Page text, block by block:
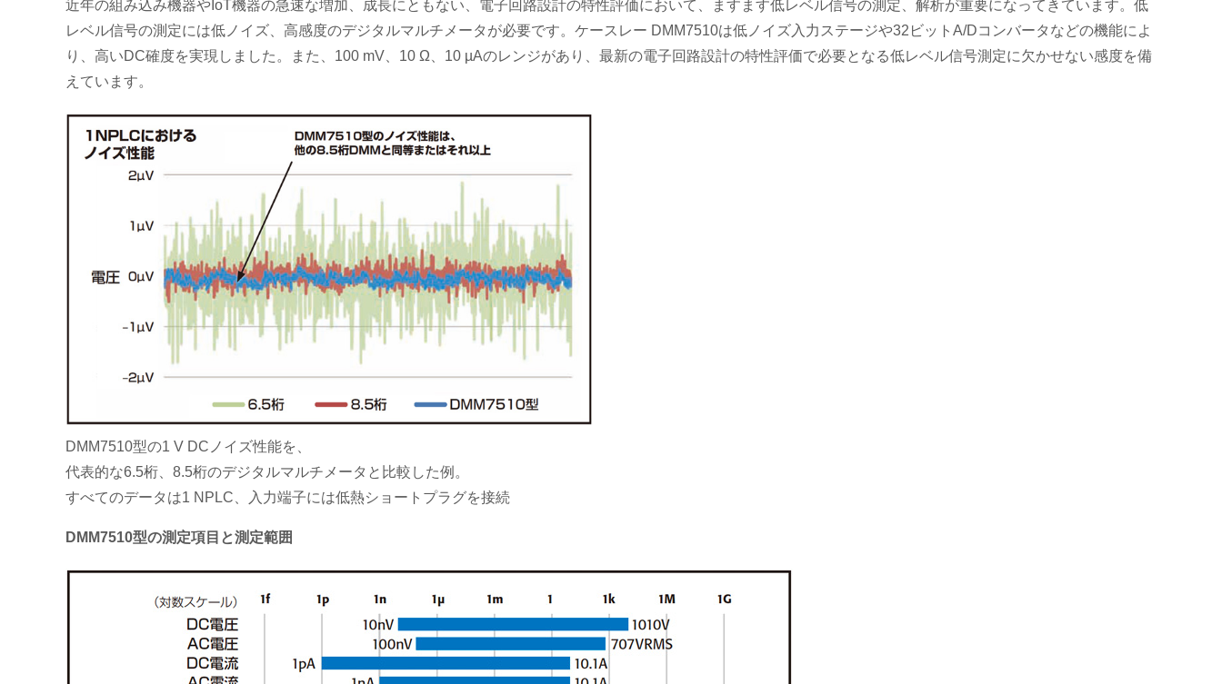
近年の組み込み機器やIoT機器の急速な増加、成長にともない、電子回路設計の特性評価において、ますます低レベル信号の測定、解析が重要になってきています。低
レベル信号の測定には低ノイズ、高感度のデジタルマルチメータが必要です。ケースレー DMM7510は低ノイズ入力ステージや32ビットA/Dコンバータなどの機能によ
り、高いDC確度を実現しました。また、100 mV、10 Ω、10 µAのレンジがあり、最新の電子回路設計の特性評価で必要となる低レベル信号測定に欠かせない感度を備
えています。
DMM7510型の1 V DCノイズ性能を、
代表的な6.5桁、8.5桁のデジタルマルチメータと比較した例。
すべてのデータは1 NPLC、入力端子には低熱ショートプラグを接続
DMM7510型の測定項目と測定範囲